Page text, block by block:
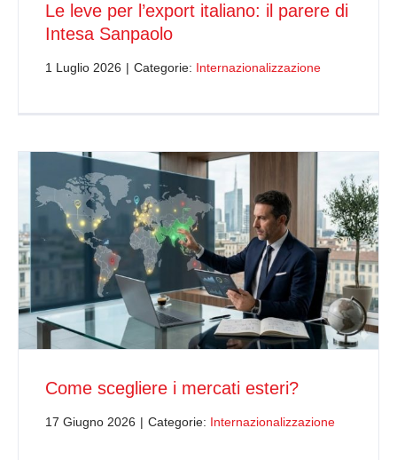
Le leve per l’export italiano: il parere di
Intesa Sanpaolo
1 Luglio 2026 | Categorie: Internazionalizzazione
Come scegliere i mercati esteri?
17 Giugno 2026 | Categorie: Internazionalizzazione